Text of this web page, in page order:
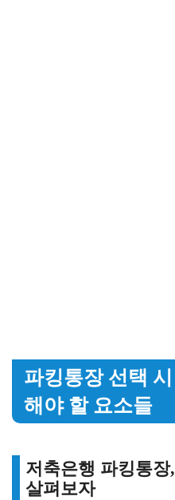
파킹통장 선택
해야 할 요소들
저축은행 파킹통
살펴보자